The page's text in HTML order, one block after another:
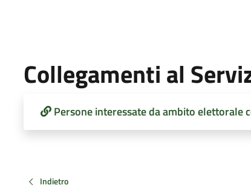
Collegamenti al
Persone interessate da ambito elettorale
Indietro